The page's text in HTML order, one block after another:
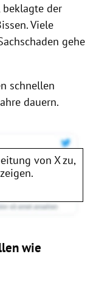
der
Viele
gehe
schnellen
dauern.
von Xzu,
wie